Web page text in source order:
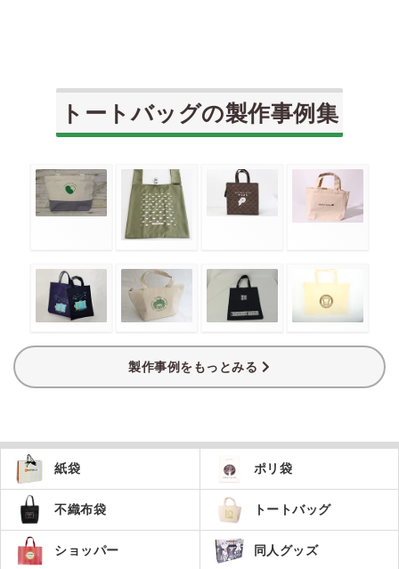
トートバッグの製作事例集
製作事例をもっとみる
紙袋 ポリ袋
不織布袋 トートバッグ
ショッパー 同人グッズ